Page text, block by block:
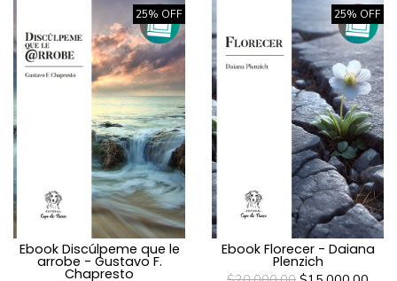
25% OFF
Ebook Discúlpeme que le
arrobe - Gustavo F.
Chapresto
25% OFF
Ebook Florecer - Daiana
Plenzich